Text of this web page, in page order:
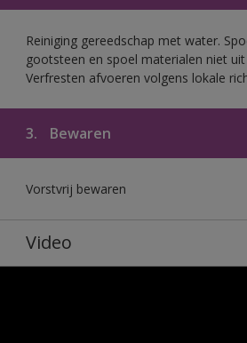
Reiniging gereedschap met water.
gootsteen en spoel materialen niet
Verfresten afvoeren volgens lokale
3. Bewaren
Vorstvrij bewaren
Video